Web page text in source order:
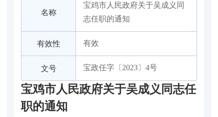
名称
宝鸡市人民政府关于吴成义同
志任职的通知
有效性 有效
文号 宝政任字〔2023〕4号
宝鸡市人民政府关于吴成义同志任
职的通知